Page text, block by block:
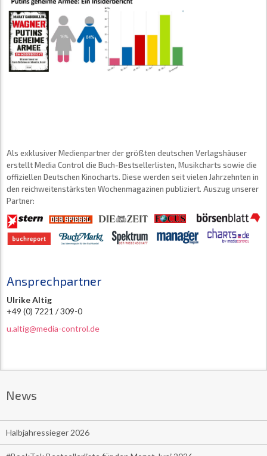
Als exklusiver Medienpartner der größten deutschen Verlagshäuser
erstellt Media Control die Buch-Bestsellerlisten, Musikcharts sowie die
offiziellen Deutschen Kinocharts. Diese werden seit vielen Jahrzehnten in
den reichweitenstärksten Wochenmagazinen publiziert. Auszug unserer
Partner:
Ansprechpartner
Ulrike Altig
+49 (0) 7221 / 309-0
u.altig@media-control.de
News
Halbjahressieger 2026